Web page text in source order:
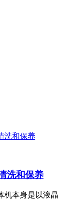
洗和保养
机本身是以液